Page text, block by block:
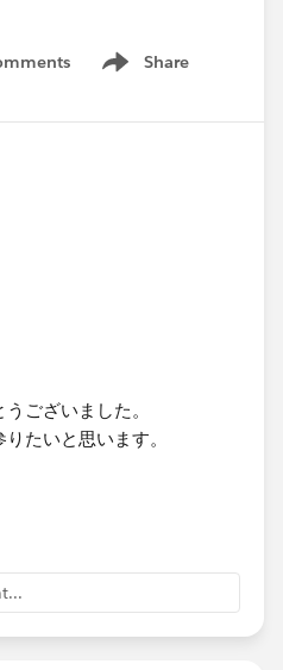
Share
Show menu
ございました。
たいと思います。